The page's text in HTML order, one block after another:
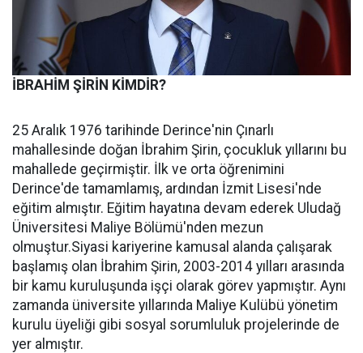
İBRAHİM ŞİRİN KİMDİR?
25 Aralık 1976 tarihinde Derince'nin Çınarlı
mahallesinde doğan İbrahim Şirin, çocukluk yıllarını bu
mahallede geçirmiştir. İlk ve orta öğrenimini
Derince'de tamamlamış, ardından İzmit Lisesi'nde
eğitim almıştır. Eğitim hayatına devam ederek Uludağ
Üniversitesi Maliye Bölümü'nden mezun
olmuştur.Siyasi kariyerine kamusal alanda çalışarak
başlamış olan İbrahim Şirin, 2003-2014 yılları arasında
bir kamu kuruluşunda işçi olarak görev yapmıştır. Aynı
zamanda üniversite yıllarında Maliye Kulübü yönetim
kurulu üyeliği gibi sosyal sorumluluk projelerinde de
yer almıştır.